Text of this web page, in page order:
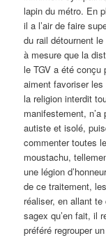
lapin du métro. En
il a l’air de faire
du rail détournent
à mesure que la
le TGV a été conçu
aiment favoriser
la religion interdit
manifestement,
autiste et isolé,
commenter toutes
moustachu,
une légion
de ce traitement,
réaliser, en allant
sagex qu’en fait, il
préféré regrouper